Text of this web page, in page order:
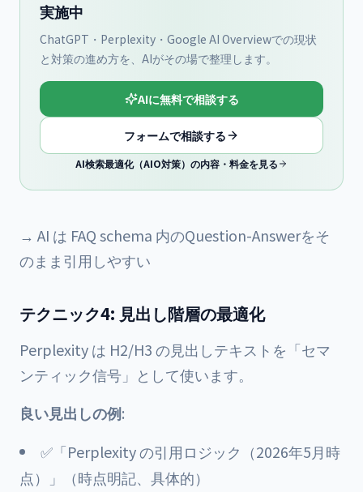
実施中
ChatGPT・Perplexity・Google AI Overviewでの現状
と対策の進め方を、AIがその場で整理します。
AIに無料で相談する
フォームで相談する
AI検索最適化（AIO対策）の内容・料金を見る
→ AI は FAQ schema 内のQuestion-Answerをそ
のまま引用しやすい
テクニック4: 見出し階層の最適化
Perplexity は H2/H3 の見出しテキストを「セマ
ンティック信号」として使います。
良い見出しの例:
✅「Perplexity の引用ロジック（2026年5月時
点）」（時点明記、具体的）